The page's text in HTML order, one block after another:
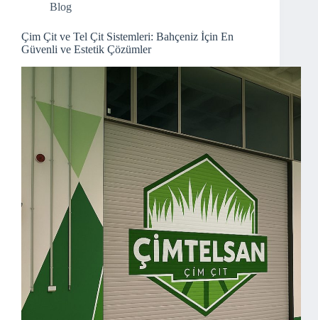
Blog
Çim Çit ve Tel Çit Sistemleri: Bahçeniz İçin En
Güvenli ve Estetik Çözümler